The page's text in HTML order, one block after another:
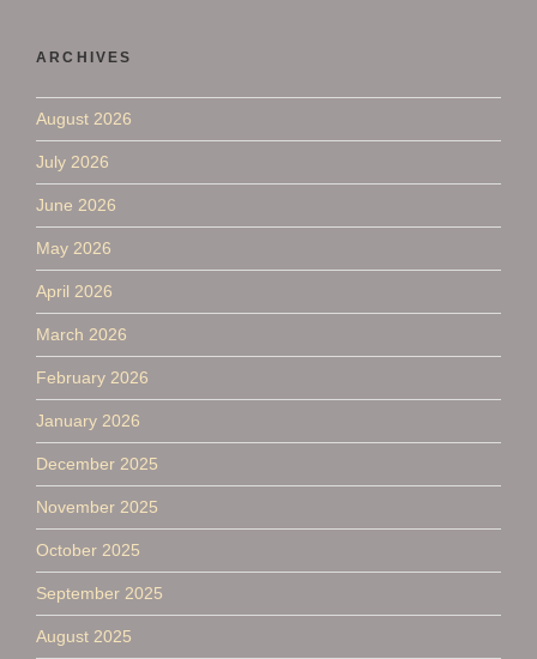
ARCHIVES
August 2026
July 2026
June 2026
May 2026
April 2026
March 2026
February 2026
January 2026
December 2025
November 2025
October 2025
September 2025
August 2025